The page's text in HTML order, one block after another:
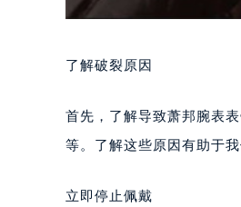
了解破裂原因
首先，了解导致萧邦腕表
等。了解这些原因有助于
立即停止佩戴